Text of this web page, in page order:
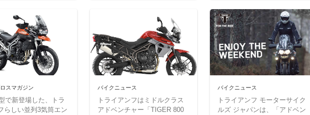
スマガジン
で新登場した、トラ
らしい並列3気筒エン
バイクニュース
トライアンフはミドルクラス
アドベンチャー「TIGER 800
バイクニュース
トライアンフ モーターサイク
ルズ ジャパンは、「アドベン